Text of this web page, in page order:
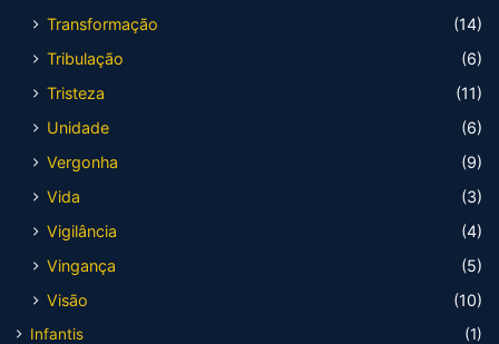
Transformação
(14)
Tribulação
(6)
Tristeza
(11)
Unidade
(6)
Vergonha
(9)
Vida
(3)
Vigilância
(4)
Vingança
(5)
Visão
(10)
Infantis
(1)